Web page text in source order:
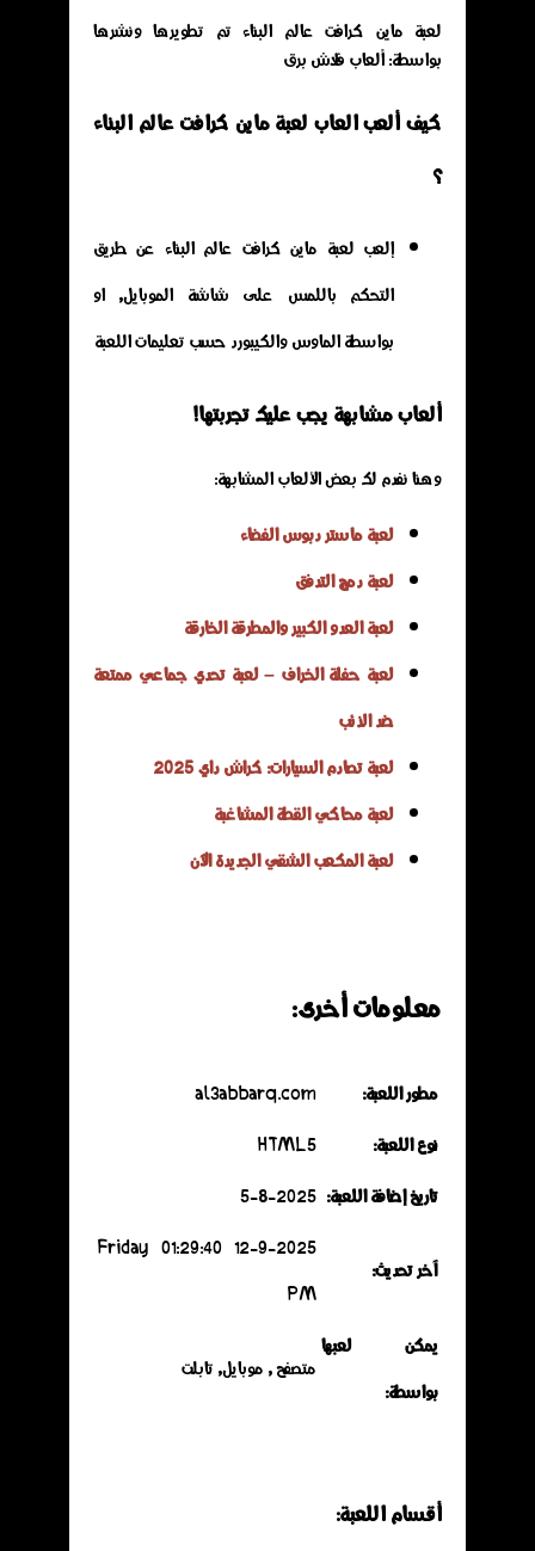
لعبة ماين كرافت عالم البناء تم تطويرها ونشرها
بواسطة: ألعاب فلاش برق
كيف ألعب العاب لعبة ماين كرافت عالم البناء
؟
إلعب لعبة ماين كرافت عالم البناء عن طريق
التحكم باللمس على شاشة الموبايل, او
بواسطة الماوس والكيبورد حسب تعليمات اللعبة
ألعاب مشابهة يجب عليك تجربتها!
وهنا نفدم لك بعض الألعاب المشابهة:
لعبة ماستر دبوس الفضاء
لعبة دمج التدفق
لعبة العدو الكبير والمطرقة الخارقة
لعبة حفلة الخراف – لعبة تحدي جماعي ممتعة
ضد الذئب
لعبة تصادم السيارات: كراش داي 2025
لعبة محاكي القطة المشاغبة
لعبة المكعب الشقي الجديدة الآن
معلومات أخرى:
مطور اللعبة:
al3abbarq.com
نوع اللعبة:
HTML5
تاريخ إضافة اللعبة: 5-8-2025
آخر تحديث:
12-9-2025 Friday 01:29:40
PM
يمكن لعبها
بواسطة:
متصفح , موبايل, تابلت
أقسـام اللعـبة: